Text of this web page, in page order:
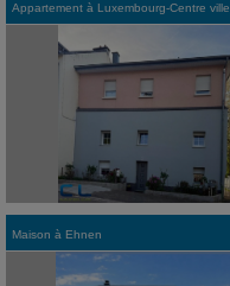
Appartement à Luxembourg-Centre ville
Maison à Ehnen